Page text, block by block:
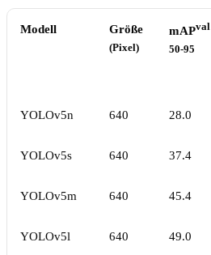
Modell Größe
(Pixel)
mAPval
50-95
YOLOv5n 640 28.0
YOLOv5s 640 37.4
YOLOv5m 640 45.4
YOLOv5l 640 49.0